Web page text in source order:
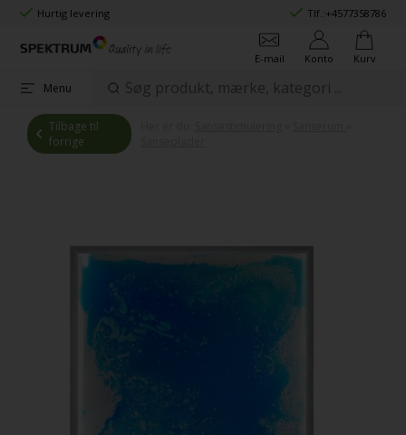
Hurtig levering Tlf.:+4577358786
E-mail Konto Kurv
Menu
Tilbage til
forrige